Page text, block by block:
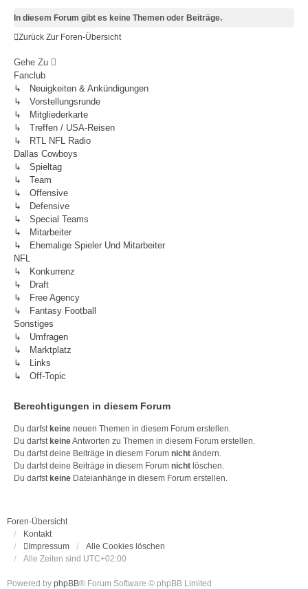
In diesem Forum gibt es keine Themen oder Beiträge.
Zurück Zur Foren-Übersicht
Gehe Zu
Fanclub
↳ Neuigkeiten & Ankündigungen
↳ Vorstellungsrunde
↳ Mitgliederkarte
↳ Treffen / USA-Reisen
↳ RTL NFL Radio
Dallas Cowboys
↳ Spieltag
↳ Team
↳ Offensive
↳ Defensive
↳ Special Teams
↳ Mitarbeiter
↳ Ehemalige Spieler Und Mitarbeiter
NFL
↳ Konkurrenz
↳ Draft
↳ Free Agency
↳ Fantasy Football
Sonstiges
↳ Umfragen
↳ Marktplatz
↳ Links
↳ Off-Topic
Berechtigungen in diesem Forum
Du darfst keine neuen Themen in diesem Forum erstellen.
Du darfst keineAntworten zu Themen in diesem Forum erstellen.
Du darfst deine Beiträge in diesem Forum nicht ändern.
Du darfst deine Beiträge in diesem Forum nicht löschen.
Du darfst keine Dateianhänge in diesem Forum erstellen.
Foren-Übersicht
Kontakt
Impressum
Alle Cookies löschen
Alle Zeiten sind UTC+02:00
Powered by phpBB® Forum Software © phpBB Limited